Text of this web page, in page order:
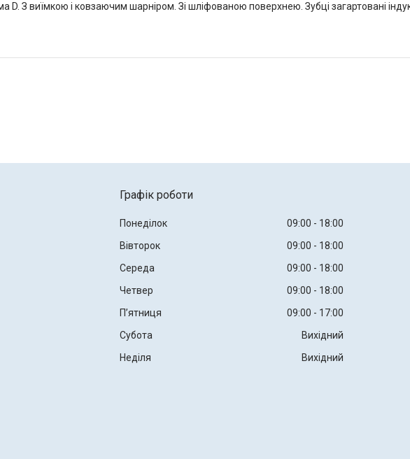
D. З виїмкою і ковзаючим шарніром. Зі шліфованою поверхнею. Зубці загартовані
Графік роботи
Понеділок 09:00
18:00
Вівторок
09:00
18:00
Середа
09:00
18:00
Четвер
09:00
18:00
Пʼятниця
09:00
17:00
Субота
Вихідний
Неділя
Вихідний